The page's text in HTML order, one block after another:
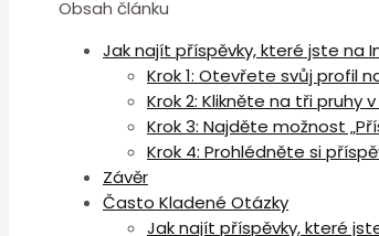
Obsah článku
Jak najít příspěvky, které jste na
Krok 1: Otevřete svůj profil
Krok 2: Klikněte na tři pruhy
Krok 3: Najděte možnost
Krok 4: Prohlédněte si
Závěr
Často Kladené Otázky
Jak najít příspěvky, které